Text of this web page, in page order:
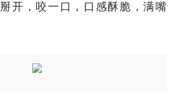
开，咬一口，口感酥脆，满嘴